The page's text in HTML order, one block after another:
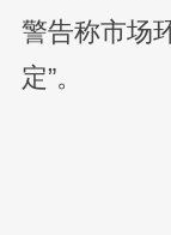
警告称市场
定”。